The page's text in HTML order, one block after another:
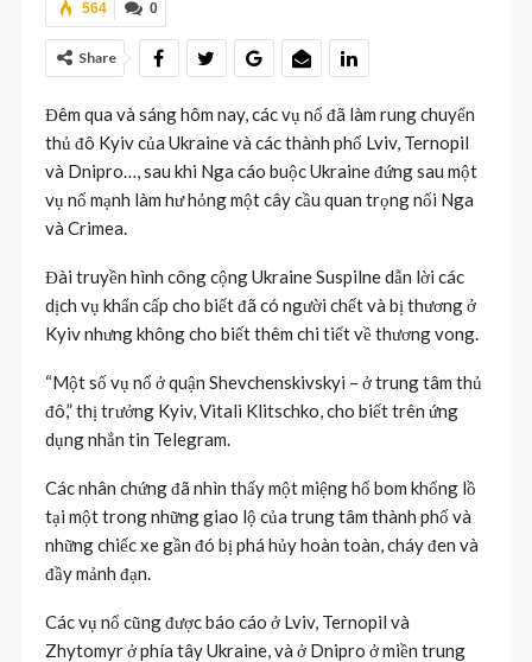
0
564
Share
Đêm qua và sáng hôm nay, các vụ nổ đã làm rung chuyển
thủ đô Kyiv của Ukraine và các thành phố Lviv, Ternopil
và Dnipro…, sau khi Nga cáo buộc Ukraine đứng sau một
vụ nổ mạnh làm hư hỏng một cây cầu quan trọng nối Nga
và Crimea.
Đài truyền hình công cộng Ukraine Suspilne dẫn lời các
dịch vụ khẩn cấp cho biết đã có người chết và bị thương ở
Kyiv nhưng không cho biết thêm chi tiết về thương vong.
“Một số vụ nổ ở quận Shevchenskivskyi – ở trung tâm thủ
đô,” thị trưởng Kyiv, Vitali Klitschko, cho biết trên ứng
dụng nhắn tin Telegram.
Các nhân chứng đã nhìn thấy một miệng hố bom khổng lồ
tại một trong những giao lộ của trung tâm thành phố và
những chiếc xe gần đó bị phá hủy hoàn toàn, cháy đen và
đầy mảnh đạn.
Các vụ nổ cũng được báo cáo ở Lviv, Ternopil và
Zhytomyr ở phía tây Ukraine, và ở Dnipro ở miền trung